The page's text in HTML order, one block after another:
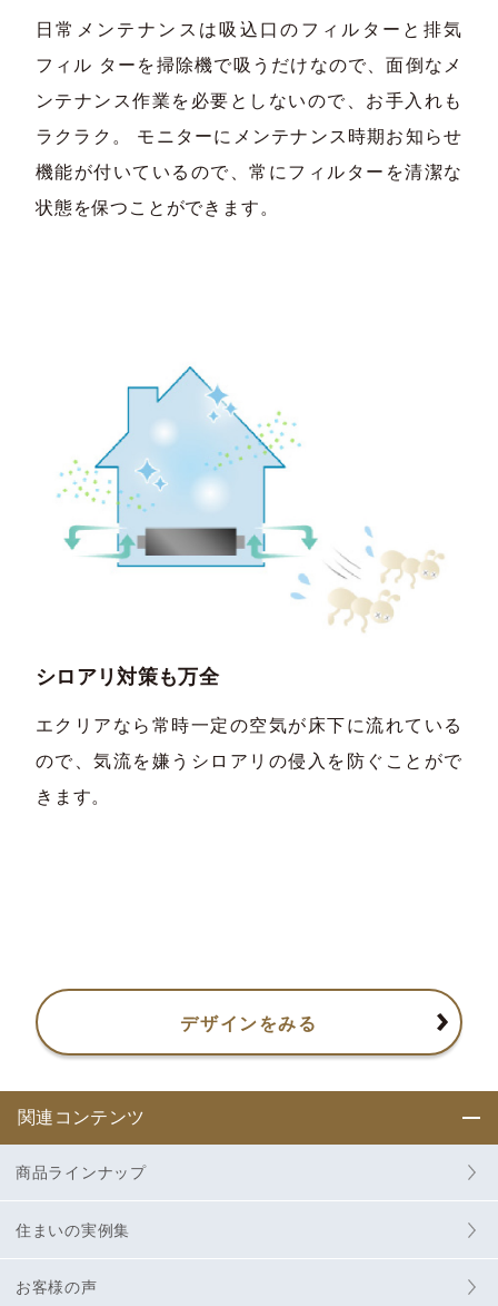
日常メンテナンスは吸込口のフィルターと排気
フィル ターを掃除機で吸うだけなので、面倒なメ
ンテナンス作業を必要としないので、お手入れも
ラクラク。 モニターにメンテナンス時期お知らせ
機能が付いているので、常にフィルターを清潔な
状態を保つことができます。
シロアリ対策も万全
エクリアなら常時一定の空気が床下に流れている
ので、気流を嫌うシロアリの侵入を防ぐことがで
きます。
デザインをみる
関連コンテンツ
商品ラインナップ
住まいの実例集
お客様の声